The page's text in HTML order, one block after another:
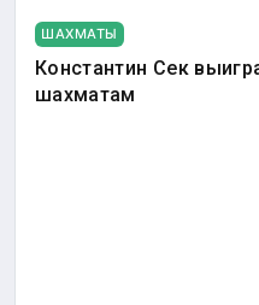
ШАХМАТЫ
Константин Сек
шахматам